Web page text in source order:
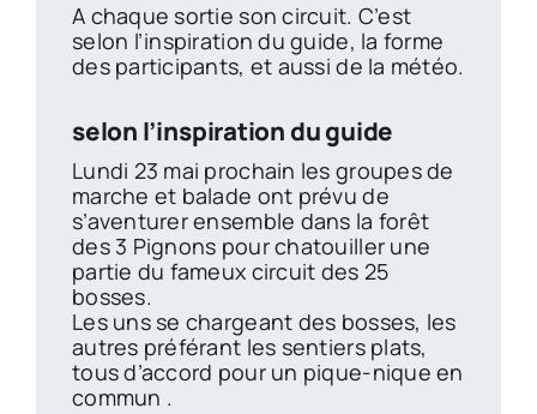
A chaque sortie son circuit. C’est
selon l’inspiration du guide, la forme
des participants, et aussi de la météo.
selon l’inspiration du guide
Lundi 23 mai prochain les groupes de
marche et balade ont prévu de
s’aventurer ensemble dans la forêt
des 3 Pignons pour chatouiller une
partie du fameux circuit des 25
bosses.
Les uns se chargeant des bosses, les
autres préférant les sentiers plats,
tous d’accord pour un pique-nique en
commun .